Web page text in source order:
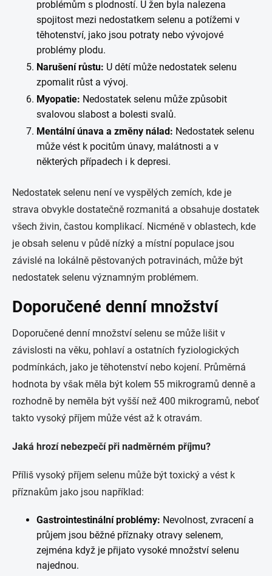
problémům s plodností. U žen byla nalezena
spojitost mezi nedostatkem selenu a potížemi v
těhotenství, jako jsou potraty nebo vývojové
problémy plodu.
Narušení růstu: U dětí může nedostatek selenu
zpomalit růst a vývoj.
Myopatie: Nedostatek selenu může způsobit
svalovou slabost a bolesti svalů.
Mentální únava a změny nálad: Nedostatek selenu
může vést k pocitům únavy, malátnosti a v
některých případech i k depresi.
Nedostatek selenu není ve vyspělých zemích, kde je
strava obvykle dostatečně rozmanitá a obsahuje dostatek
všech živin, častou komplikací. Nicméně v oblastech, kde
je obsah selenu v půdě nízký a místní populace jsou
závislé na lokálně pěstovaných potravinách, může být
nedostatek selenu významným problémem.
Doporučené denní množství
Doporučené denní množství selenu se může lišit v
závislosti na věku, pohlaví a ostatních fyziologických
podmínkách, jako je těhotenství nebo kojení. Průměrná
hodnota by však měla být kolem 55 mikrogramů denně a
rozhodně by neměla být vyšší než 400 mikrogramů, neboť
takto vysoký příjem může vést až k otravám.
Jaká hrozí nebezpečí při nadměrném příjmu?
Příliš vysoký příjem selenu může být toxický a vést k
příznakům jako jsou například:
Gastrointestinální problémy: Nevolnost, zvracení a
průjem jsou běžné příznaky otravy selenem,
zejména když je přijato vysoké množství selenu
najednou.